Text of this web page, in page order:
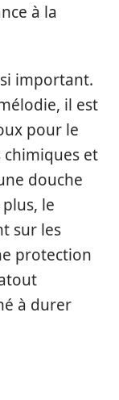
à la
important.
il est
pour le
chimiques et
douche
le
sur les
protection
à durer